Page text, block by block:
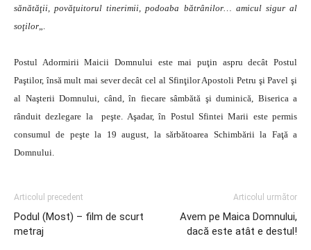
sănătăţii, povăţuitorul tinerimii, podoaba bătrânilor… amicul sigur al
soţilor
Postul Adormirii Maicii Domnului este mai puţin aspru decât Postul
Paştilor, însă mult mai sever decât cel al Sfinţilor Apostoli Petru şi Pavel şi
al Naşterii Domnului, când, în fiecare sâmbătă şi duminică, Biserica a
rânduit dezlegare la peşte. Aşadar, în Postul Sfintei Marii este permis
consumul de peşte la 19 august, la sărbătoarea Schimbării la Faţă a
Domnului.
Articolul precedent
Podul (Most) – film de scurt
metraj
Articolul următor
Avem pe Maica Domnului,
dacă este atât e destul!